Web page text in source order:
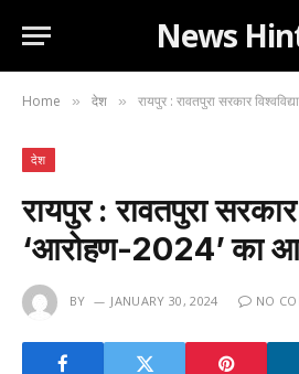
News
Home » देश » रायपुर : रावतपुरा सरकार
देश
रायपुर : रावतपुरा सरकार
‘आरोहण-2024’ का
BY JANUARY 30, 2024 NO